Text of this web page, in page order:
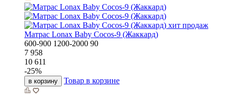
хит продаж
Матрас Lonax Baby Cocos-9 (Жаккард)
600-900 1200-2000 90
7 958
10 611
-25%
в корзину Товар в корзине